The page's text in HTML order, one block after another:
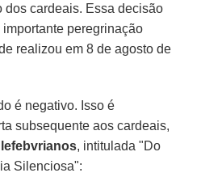
dos cardeais. Essa decisão
peregrinação
realizou em 8 de agosto de
é negativo. Isso é
subsequente aos cardeais,
, intitulada "Do
Silenciosa":